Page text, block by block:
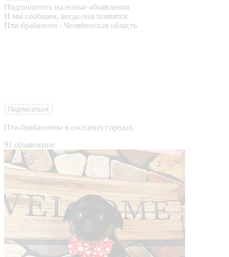
Подпишитесь на новые объявления
И мы сообщим, когда они появятся
Пти-брабансон - Челябинская область
Подписаться
Пти-брабансоны в соседних городах
91 объявление